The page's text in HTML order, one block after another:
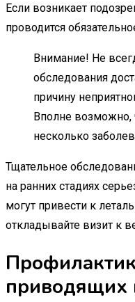
Если возникает
проводится
Внимание! Не
обследования
причину
Вполне возможно,
несколько
Тщательное
на ранних стадиях
могут привести к
откладывайте визит к
приводящих